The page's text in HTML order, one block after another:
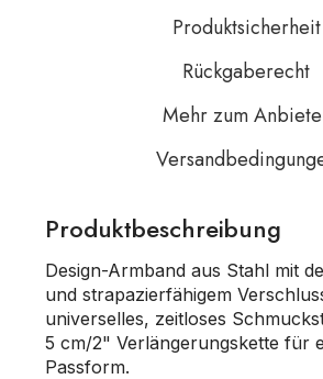
Produktsicherheit
Rückgaberecht
Mehr zum
Produktbeschreibung
Design-Armband aus Stahl mit
und strapazierfähigem
universelles, zeitloses
5 cm/2" Verlängerungskette für
Passform.